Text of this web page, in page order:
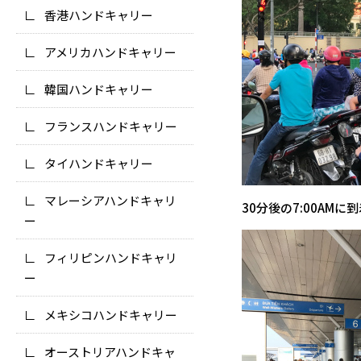
香港ハンドキャリー
アメリカハンドキャリー
韓国ハンドキャリー
フランスハンドキャリー
タイハンドキャリー
マレーシアハンドキャリ
ー
フィリピンハンドキャリ
ー
メキシコハンドキャリー
オーストリアハンドキャ
30分後の7:00AMに